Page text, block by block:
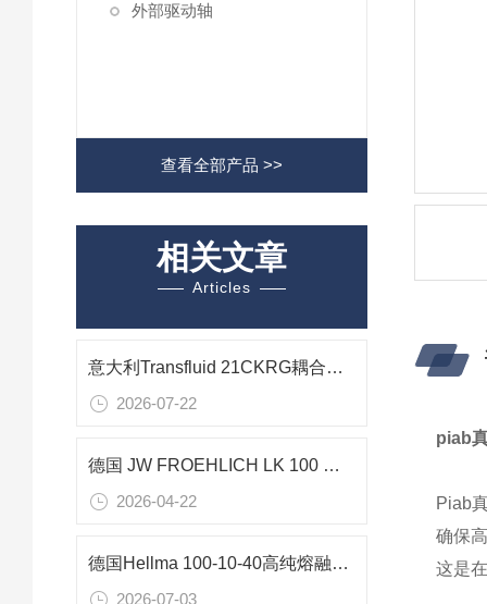
外部驱动轴
查看全部产品 >>
相关文章
Articles
意大利Transfluid 21CKRG耦合器在矿山长距离输送机中的应用研究
2026-07-22
德国 JW FROEHLICH LK 100 泄漏校准仪技术解析
2026-04-22
德国Hellma 100-10-40高纯熔融石英比色皿技术解析
2026-07-03
piab
Piab
确保
这是